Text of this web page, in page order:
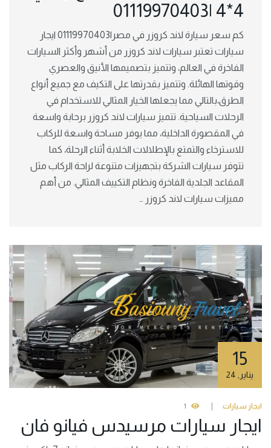
4*4 |01119970403
كم سعر سيارة لاند كروزر في مصر|01119970403 ايجار
سيارات تعتبر سيارات لاند كروزر من أشهر وأكثر السيارات
الفاخرة في العالم، وتتميز بتصميمها الأنيق والعصري
وقوتها الهائلة. وتتميز بقدرتها على التكيف مع جميع أنواع
الطرق،بالتالي مما يجعلها الخيار المثالي للاستخدام في
الرحلات السياحية. تتميز سيارات لاند كروزر برحابة واسعة
في المقصورة الداخلية، مما يوفر مساحة واسعة للركاب
للاسترخاء والتمتع بالإطلالات الخلابة أثناء الرحلة، كما
تتوفر سيارات الشركة بتجهيزات متنوعة لراحة الركاب مثل
المقاعد الجلدية الفاخرة ونظام التكييف المثالي. من أهم
مميزات سيارات لاند كروزر …
15
يناير
ايجار سيارات 1
ايجار سيارات مرسيدس فيانو فان